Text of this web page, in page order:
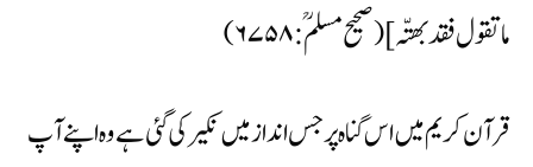
ماتقول فقد بھتّہ] (صحیح مسلمؒ:۶۷۵۸)
قرآن کریم میں اس گناہ پرجس انداز میں نکیر کی گئی ہے وہ اپنے آپ